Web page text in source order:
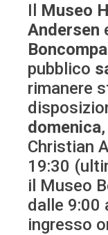
Il Museo
Andersen
pubblico
rimanere
domenica
Christian
19:30
il Museo
dalle 9:00
ingresso